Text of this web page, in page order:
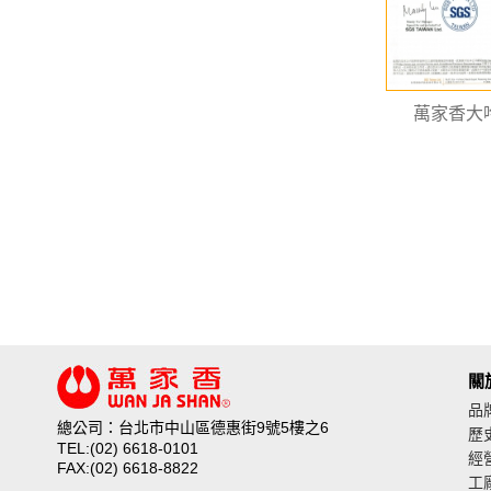
萬家香大
關
品
歷
經
工
總公司：台北市中山區德惠街9號5樓之6
TEL:(02) 6618-0101
FAX:(02) 6618-8822